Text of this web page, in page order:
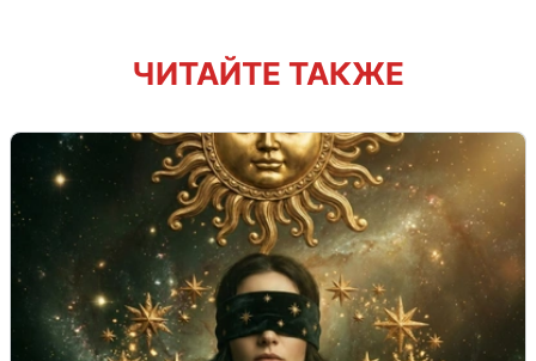
ЧИТАЙТЕ ТАКЖЕ